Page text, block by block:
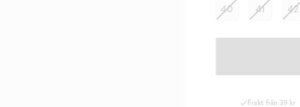
40 41 42
Frakt från 39 kr